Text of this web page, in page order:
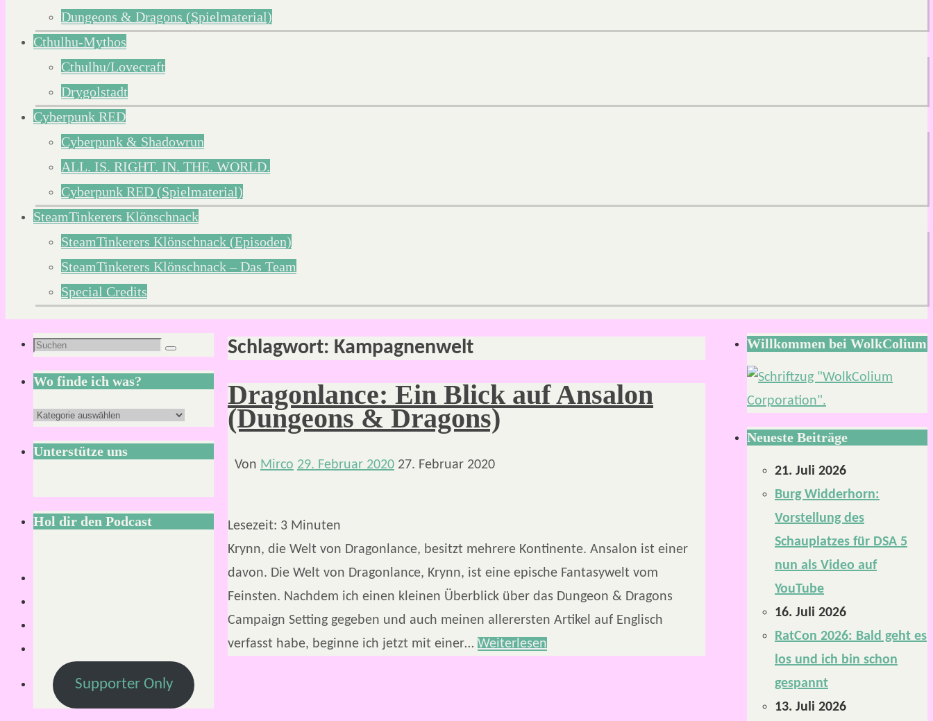
Dungeons & Dragons (Spielmaterial)
Cthulhu-Mythos
Cthulhu/Lovecraft
Drygolstadt
Cyberpunk RED
Cyberpunk & Shadowrun
ALL. IS. RIGHT. IN. THE. WORLD.
Cyberpunk RED (Spielmaterial)
SteamTinkerers Klönschnack
SteamTinkerers Klönschnack (Episoden)
SteamTinkerers Klönschnack – Das Team
Special Credits
Schlagwort: Kampagnenwelt
Dragonlance: Ein Blick auf Ansalon
(Dungeons & Dragons)
Von Mirco 29. Februar 2020 27. Februar 2020
Lesezeit: 3 Minuten
Krynn, die Welt von Dragonlance, besitzt mehrere Kontinente. Ansalon ist einer
davon. Die Welt von Dragonlance, Krynn, ist eine epische Fantasywelt vom
Feinsten. Nachdem ich einen kleinen Überblick über das Dungeon & Dragons
Campaign Setting gegeben und auch meinen allerersten Artikel auf Englisch
verfasst habe, beginne ich jetzt mit einer… Weiterlesen
Suchen
nach:
Suchen
Wo finde ich was?
Wo
finde
ich
Unterstütze uns
Hol dir den Podcast
Supporter Only
Willkommen bei WolkColium
Neueste Beiträge
21. Juli 2026
Burg Widderhorn:
Vorstellung des
Schauplatzes für DSA 5
nun als Video auf
YouTube
16. Juli 2026
RatCon 2026: Bald geht es
los und ich bin schon
gespannt
13. Juli 2026